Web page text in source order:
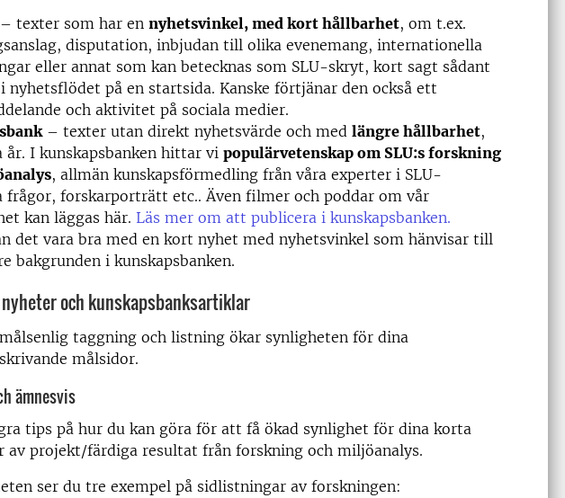
– texter som har en nyhetsvinkel, med kort hållbarhet, om t.ex.
disputation, inbjudan till olika evenemang, internationella
eller annat som kan betecknas som SLU-skryt, kort sagt sådant
nyhetsflödet på en startsida. Kanske förtjänar den också ett
och aktivitet på sociala medier.
– texter utan direkt nyhetsvärde och med längre hållbarhet,
år. I kunskapsbanken hittar vi populärvetenskap om SLU:s forskning
, allmän kunskapsförmedling från våra experter i SLU-
frågor, forskarporträtt etc.. Även filmer och poddar om vår
kan läggas här. Läs mer om att publicera i kunskapsbanken.
det vara bra med en kort nyhet med nyhetsvinkel som hänvisar till
bakgrunden i kunskapsbanken.
och kunskapsbanksartiklar
taggning och listning ökar synligheten för dina
målsidor.
ämnesvis
tips på hur du kan göra för att få ökad synlighet för dina korta
av projekt/färdiga resultat från forskning och miljöanalys.
ser du tre exempel på sidlistningar av forskningen: